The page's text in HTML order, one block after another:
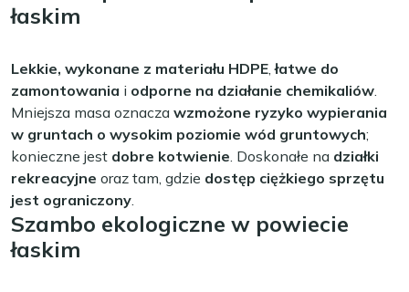
łaskim
Lekkie, wykonane z materiału HDPE,łatwe do
zamontowania i odporne na działanie chemikaliów.
Mniejsza masa oznacza wzmożone ryzyko wypierania
w gruntach o wysokim poziomie wód gruntowych;
konieczne jest dobre kotwienie. Doskonałe na działki
rekreacyjne oraz tam, gdzie dostęp ciężkiego sprzętu
jest ograniczony.
Szambo ekologiczne w powiecie
łaskim